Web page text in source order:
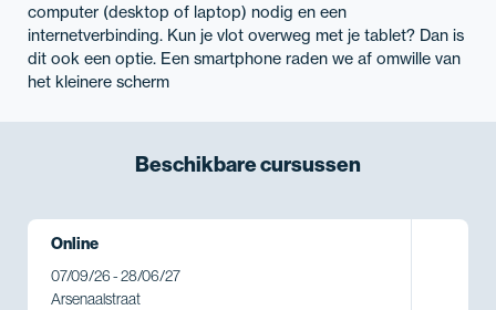
computer (desktop of laptop) nodig en een
internetverbinding. Kun je vlot overweg met je tablet? Dan is
dit ook een optie. Een smartphone raden we af omwille van
het kleinere scherm
Beschikbarecursussen
Online
07/09/26 - 28/06/27
Arsenaalstraat